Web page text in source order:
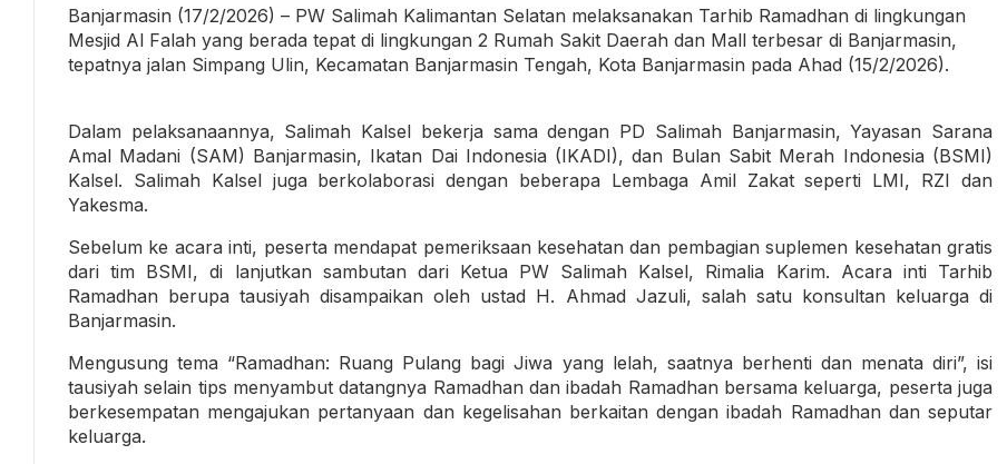
Banjarmasin (17/2/2026) – PW Salimah Kalimantan Selatan melaksanakan Tarhib Ramadhan di lingkungan
Mesjid Al Falah yang berada tepat di lingkungan 2 Rumah Sakit Daerah dan Mall terbesar di Banjarmasin,
tepatnya jalan Simpang Ulin, Kecamatan Banjarmasin Tengah, Kota Banjarmasin pada Ahad (15/2/2026).
Dalam pelaksanaannya, Salimah Kalsel bekerja sama dengan PD Salimah Banjarmasin, Yayasan Sarana
Amal Madani (SAM) Banjarmasin, Ikatan Dai Indonesia (IKADI), dan Bulan Sabit Merah Indonesia (BSMI)
Kalsel. Salimah Kalsel juga berkolaborasi dengan beberapa Lembaga Amil Zakat seperti LMI, RZI dan
Yakesma.
Sebelum ke acara inti, peserta mendapat pemeriksaan kesehatan dan pembagian suplemen kesehatan gratis
dari tim BSMI, di lanjutkan sambutan dari Ketua PW Salimah Kalsel, Rimalia Karim. Acara inti Tarhib
Ramadhan berupa tausiyah disampaikan oleh ustad H. Ahmad Jazuli, salah satu konsultan keluarga di
Banjarmasin.
Mengusung tema “Ramadhan: Ruang Pulang bagi Jiwa yang lelah, saatnya berhenti dan menata diri”, isi
tausiyah selain tips menyambut datangnya Ramadhan dan ibadah Ramadhan bersama keluarga, peserta juga
berkesempatan mengajukan pertanyaan dan kegelisahan berkaitan dengan ibadah Ramadhan dan seputar
keluarga.